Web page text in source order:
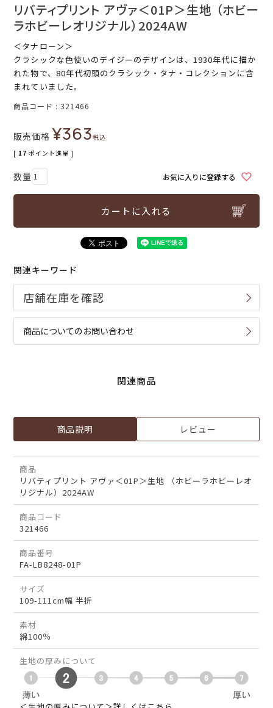
リバティプリント アヴァ＜01P＞生地 （ホビー
ラホビーレオリジナル）2024AW
＜タナローン＞
クラシックな色使いのデイジーのデザインは、1930年代に描か
れた物で、80年代初頭のクラシック・タナ・コレクションに含
まれていました。
商品コード 321466
販売価格 ¥363税込
[ 17 ポイント進呈 ]
お気に入りに登録する
カートに入れる
関連キーワード
商品についてのお問い合わせ
関連商品
商品説明 レビュー
商品
リバティプリント アヴァ＜01P＞生地 （ホビーラホビーレオ
リジナル）2024AW
商品コード
321466
商品番号
FA-LB8248-01P
サイズ
109-111cm幅 半折
素材
綿100％
生地の厚みについて